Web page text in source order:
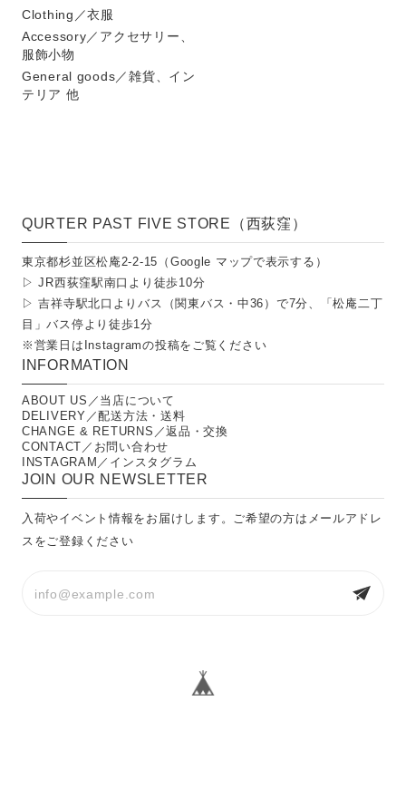
Clothing／衣服
Accessory／アクセサリー、
服飾小物
General goods／雑貨、イン
テリア 他
QURTER PAST FIVE STORE（西荻窪）
東京都杉並区松庵2-2-15（ Google マップで表示する ）
▷ JR西荻窪駅南口より徒歩10分
▷ 吉祥寺駅北口よりバス（関東バス・中36）で7分、「松庵二丁
目」バス停より徒歩1分
※営業日は Instagramの投稿をご覧ください
INFORMATION
ABOUT US／当店について
DELIVERY／配送方法・送料
CHANGE & RETURNS／返品・交換
CONTACT／お問い合わせ
INSTAGRAM／インスタグラム
JOIN OUR NEWSLETTER
入荷やイベント情報をお届けします。ご希望の方はメールアドレ
スをご登録ください